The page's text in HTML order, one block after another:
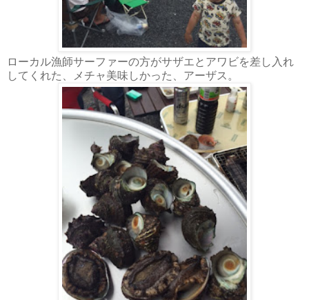
ローカル漁師サーファーの方がサザエとアワビを差し入れ
してくれた、メチャ美味しかった、アーザス。